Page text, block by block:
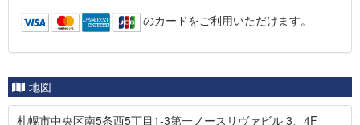
のカードをご利用いただけます。
地図
札幌市中央区南5条西5丁目1-3第一ノースリヴァビル 3、4F